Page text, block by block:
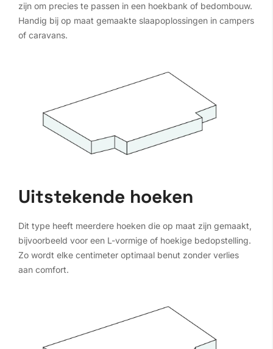
zijn om precies te passen in een hoekbank of bedombouw.
Handig bij op maat gemaakte slaapoplossingen in campers
of caravans.
Uitstekende hoeken
Dit type heeft meerdere hoeken die op maat zijn gemaakt,
bijvoorbeeld voor een L-vormige of hoekige bedopstelling.
Zo wordt elke centimeter optimaal benut zonder verlies
aan comfort.